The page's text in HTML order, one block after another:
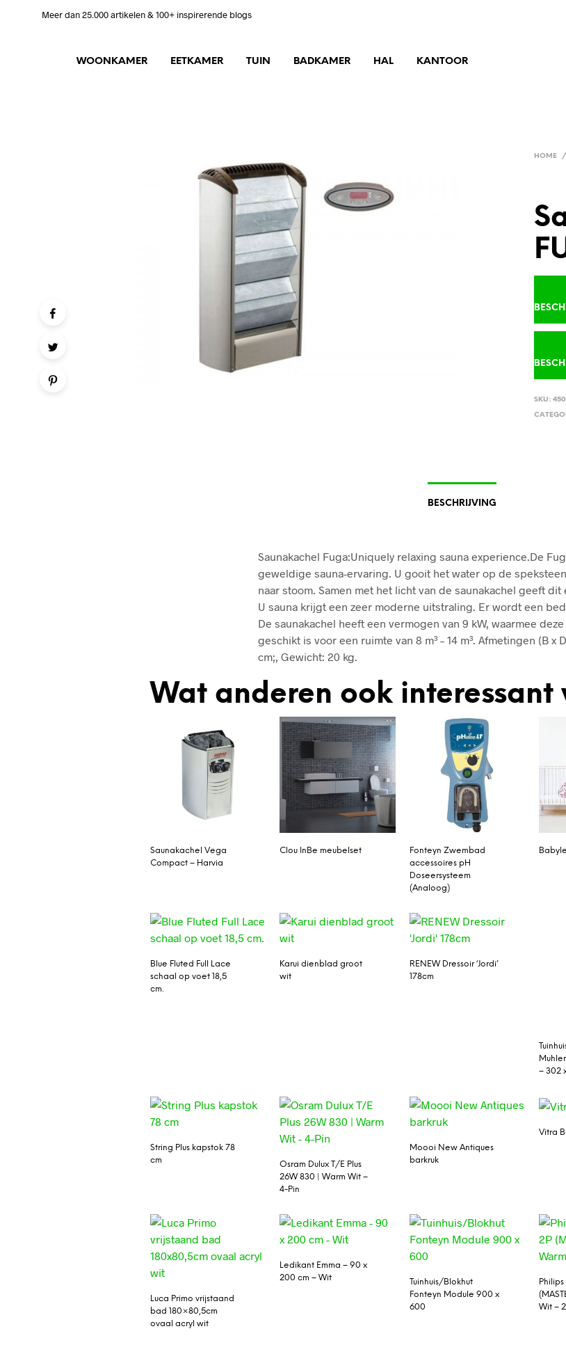
Meer dan 25.000 artikelen & 100+ inspirerende blogs
WOONKAMER EETKAMER TUIN BADKAMER HAL KANTOOR
HOME /
SKU:
BESCHRIJVING
Saunakachel Fuga:Uniquely relaxing sauna experience.De
geweldige sauna-ervaring. U gooit het water op de
naar stoom. Samen met het licht van de saunakachel geeft
U sauna krijgt een zeer moderne uitstraling. Er wordt een
De saunakachel heeft een vermogen van 9 kW, waarmee
geschikt is voor een ruimte van 8 m³ – 14 m³. Afmetingen (B x
cm;, Gewicht: 20 kg.
Wat anderen ook interessant
Saunakachel Vega
Compact – Harvia
Clou InBe meubelset
Fonteyn Zwembad
accessoires pH
Doseersysteem
(Analoog)
Blue Fluted Full Lace
schaal op voet 18,5
cm.
Karui dienblad groot
wit
RENEW Dressoir ‘Jordi’
178cm
– 302
String Plus kapstok 78
cm
Osram Dulux T/E Plus
26W 830 | Warm Wit –
4-Pin
Moooi New Antiques
barkruk
Vitra
Luca Primo vrijstaand
bad 180×80,5cm
ovaal acryl wit
Ledikant Emma – 90 x
200 cm – Wit
Tuinhuis/Blokhut
Fonteyn Module 900 x
600
Wit –